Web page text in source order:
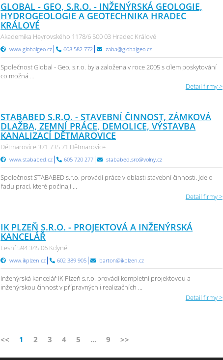
GLOBAL - GEO, S.R.O. - INŽENÝRSKÁ GEOLOGIE,
HYDROGEOLOGIE A GEOTECHNIKA HRADEC
KRÁLOVÉ
Akademika Heyrovského 1178/6 500 03 Hradec Králové
www.globalgeo.cz 608 582 772 zaba@globalgeo.cz
Společnost Global - Geo, s.r.o. byla založena v roce 2005 s cílem poskytování
co možná ...
Detail firmy >
STABABED S.R.O. - STAVEBNÍ ČINNOST, ZÁMKOVÁ
DLAŽBA, ZEMNÍ PRÁCE, DEMOLICE, VÝSTAVBA
KANALIZACÍ DĚTMAROVICE
Dětmarovice 371 735 71 Dětmarovice
www.stababed.cz 605 720 277 stababed.sro@volny.cz
Společnost STABABED s.r.o. provádí práce v oblasti stavební činnosti. Jde o
řadu prací, které počínají ...
Detail firmy >
IK PLZEŇ S.R.O. - PROJEKTOVÁ A INŽENÝRSKÁ
KANCELÁŘ
Lesní 594 345 06 Kdyně
www.ikplzen.cz 602 389 905 barton@ikplzen.cz
Inženýrská kancelář IK Plzeň s.r.o. provádí kompletní projektovou a
inženýrskou činnost v přípravných i realizačních ...
Detail firmy >
<< 1 2 3 4 5 ... 9 >>